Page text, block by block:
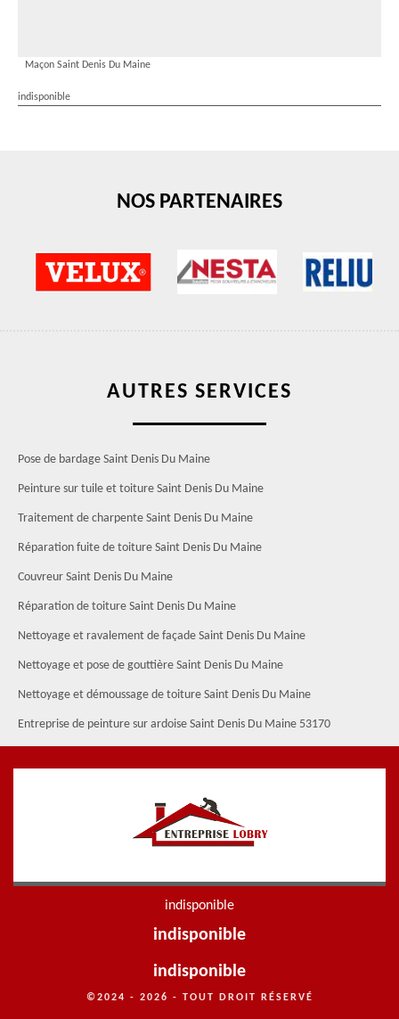
Maçon Saint Denis Du Maine
indisponible
NOS PARTENAIRES
AUTRES SERVICES
Pose de bardage Saint Denis Du Maine
Peinture sur tuile et toiture Saint Denis Du Maine
Traitement de charpente Saint Denis Du Maine
Réparation fuite de toiture Saint Denis Du Maine
Couvreur Saint Denis Du Maine
Réparation de toiture Saint Denis Du Maine
Nettoyage et ravalement de façade Saint Denis Du Maine
Nettoyage et pose de gouttière Saint Denis Du Maine
Nettoyage et démoussage de toiture Saint Denis Du Maine
Entreprise de peinture sur ardoise Saint Denis Du Maine 53170
indisponible
indisponible
indisponible
©2024 - 2026 - TOUT DROIT RÉSERVÉ